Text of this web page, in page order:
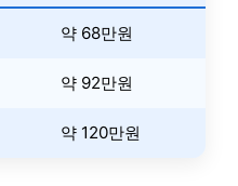
약 68만원
약 92만원
약 120만원